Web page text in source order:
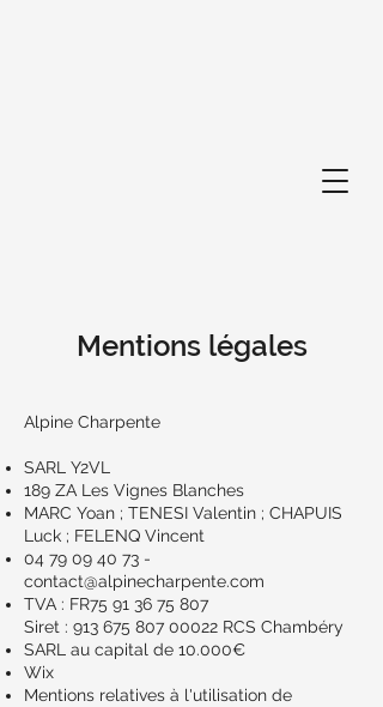
Mentions légales
Alpine Charpente
SARL Y2VL
189 ZA Les Vignes Blanches
MARC Yoan ; TENESI Valentin ; CHAPUIS
Luck ; FELENQ Vincent
04 79 09 40 73 -
contact@alpinecharpente.com
TVA : FR75 91 36 75 807
Siret : 913 675 807 00022 RCS Chambéry
SARL au capital de 10.000€
Wix
Mentions relatives à l'utilisation de